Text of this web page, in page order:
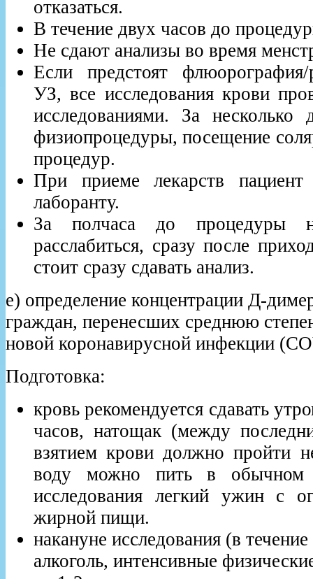
отказаться.
В течение двух часов до
Не сдают анализы во время
Если предстоят флюорография/
УЗ, все исследования крови
исследованиями. За несколько
физиопроцедуры, посещение
процедур.
При приеме лекарств
лаборанту.
За полчаса до процедуры
расслабиться, сразу после
стоит сразу сдавать анализ.
е) определение концентрации Д-
граждан, перенесших среднюю
новой коронавирусной инфекции
Подготовка:
кровь рекомендуется сдавать
часов, натощак (между
взятием крови должно пройти
воду можно пить в обычном
исследования легкий ужин с
жирной пищи.
накануне исследования (в
алкоголь, интенсивные